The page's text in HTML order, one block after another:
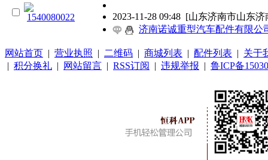
2023-11-28 09:48 [山东济南市山东
济南诺诚重型汽车配件有限公
网站首页 | 营业执照 | 二维码 | 商城列表 | 配件列表 | 关于
| 积分换礼 | 网站留言 | RSS订阅 | 违规举报 | 鲁ICP备